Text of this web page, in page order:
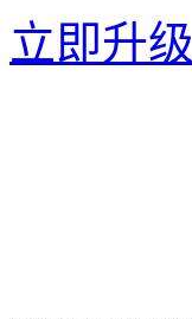
立即升级